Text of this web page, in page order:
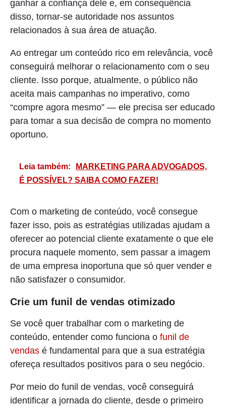
ganhar a confiança dele e, em consequência
disso, tornar-se autoridade nos assuntos
relacionados à sua área de atuação.
Ao entregar um conteúdo rico em relevância, você
conseguirá melhorar o relacionamento com o seu
cliente. Isso porque, atualmente, o público não
aceita mais campanhas no imperativo, como
“compre agora mesmo” — ele precisa ser educado
para tomar a sua decisão de compra no momento
oportuno.
Leia também:
MARKETING PARA ADVOGADOS,
É POSSÍVEL? SAIBA COMO FAZER!
Com o marketing de conteúdo, você consegue
fazer isso, pois as estratégias utilizadas ajudam a
oferecer ao potencial cliente exatamente o que ele
procura naquele momento, sem passar a imagem
de uma empresa inoportuna que só quer vender e
não satisfazer o consumidor.
Crie um funil de vendas otimizado
Se você quer trabalhar com o marketing de
conteúdo, entender como funciona o funil de
vendas é fundamental para que a sua estratégia
ofereça resultados positivos para o seu negócio.
Por meio do funil de vendas, você conseguirá
identificar a jornada do cliente, desde o primeiro